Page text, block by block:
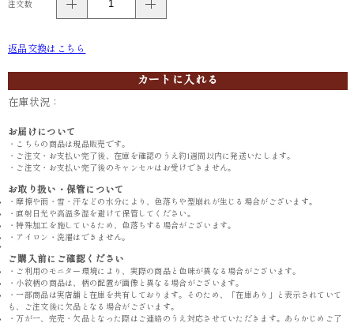
注文数
返品交換はこちら
カートに入れる
在庫状況：
お届けについて
・こちらの商品は現品販売です。
・ご注文・お支払い完了後、在庫を確認のうえ約1週間以内に発送いたします。
・ご注文・お支払い完了後のキャンセルはお受けできません。
お取り扱い・保管について
・摩擦や雨・雪・汗などの水分により、色落ちや型崩れが生じる場合がございます。
・直射日光や高温多湿を避けて保管してください。
・特殊加工を施しているため、色落ちする場合がございます。
・アイロン・洗濯はできません。
ご購入前にご確認ください
・ご利用のモニター環境により、実際の商品と色味が異なる場合がございます。
・小紋柄の商品は、柄の配置が画像と異なる場合がございます。
・一部商品は実店舗と在庫を共有しております。そのため、「在庫あり」と表示されていて
も、ご注文後に欠品となる場合がございます。
・万が一、完売・欠品となった際はご連絡のうえ対応させていただきます。あらかじめご了